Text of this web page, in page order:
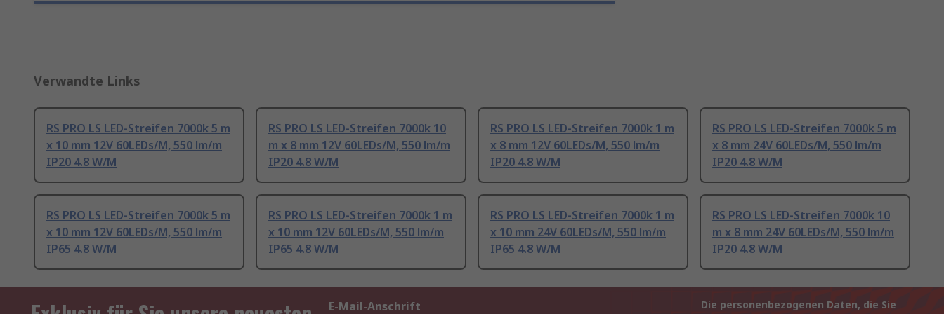
Verwandte Links
RS PRO LS LED-Streifen 7000k 5 m
x 10 mm 12V 60LEDs/M, 550 lm/m
IP20 4.8 W/M
RS PRO LS LED-Streifen 7000k 10
m x 8 mm 12V 60LEDs/M, 550 lm/m
IP20 4.8 W/M
RS PRO LS LED-Streifen 7000k 1 m
x 8 mm 12V 60LEDs/M, 550 lm/m
IP20 4.8 W/M
RS PRO LS LED-Streifen 7000k 5 m
x 8 mm 24V 60LEDs/M, 550 lm/m
IP20 4.8 W/M
RS PRO LS LED-Streifen 7000k 5 m
x 10 mm 12V 60LEDs/M, 550 lm/m
IP65 4.8 W/M
RS PRO LS LED-Streifen 7000k 1 m
x 10 mm 12V 60LEDs/M, 550 lm/m
IP65 4.8 W/M
RS PRO LS LED-Streifen 7000k 1 m
x 10 mm 24V 60LEDs/M, 550 lm/m
IP65 4.8 W/M
RS PRO LS LED-Streifen 7000k 10
m x 8 mm 24V 60LEDs/M, 550 lm/m
IP20 4.8 W/M
E-Mail-Anschrift
Die personenbezogenen Daten, die Sie